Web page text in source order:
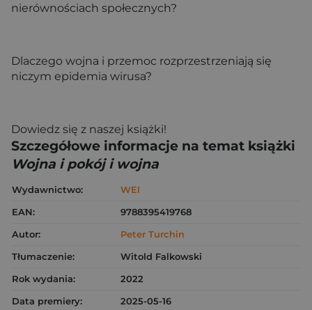
nierównościach społecznych?
Dlaczego wojna i przemoc rozprzestrzeniają się
niczym epidemia wirusa?
Dowiedz się z naszej książki!
Szczegółowe informacje na temat książki
Wojna i pokój i wojna
Wydawnictwo:
WEI
EAN:
9788395419768
Autor:
Peter Turchin
Tłumaczenie:
Witold Falkowski
Rok wydania:
2022
Data premiery:
2025-05-16